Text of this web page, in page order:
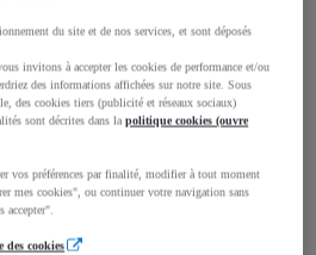
72g/km
du site et de nos services, et sont déposés
invitons à accepter les cookies de performance et/ou
des informations affichées sur notre site. Sous
des cookies tiers (publicité et réseaux sociaux)
sont décrites dans lapolitique cookies (ouvre
vos préférences par finalité, modifier à tout moment
mes cookies", ou continuer votre navigation sans
accepter".
cookies